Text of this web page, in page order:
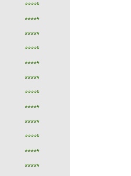
*****
*****
*****
*****
*****
*****
*****
*****
*****
*****
*****
*****